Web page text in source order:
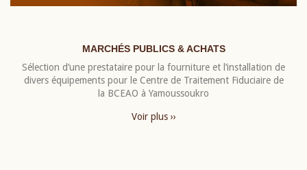
MARCHÉS PUBLICS & ACHATS
Sélection d’une prestataire pour la fourniture et l’installation de
divers équipements pour le Centre de Traitement Fiduciaire de
la BCEAO à Yamoussoukro
Voir plus ››